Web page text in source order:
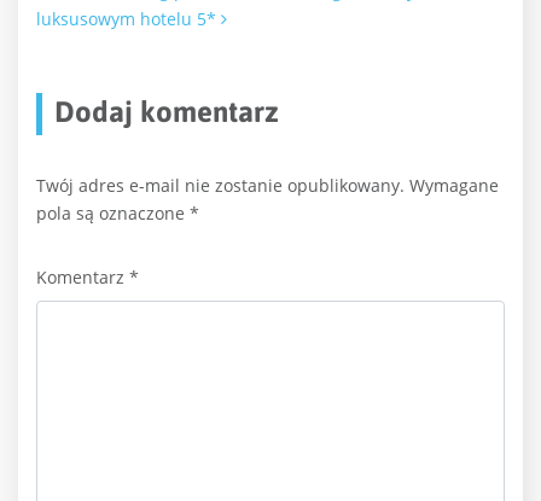
luksusowym hotelu 5*
Dodaj komentarz
Twój adres e-mail nie zostanie opublikowany. Wymagane
pola są oznaczone *
Komentarz *